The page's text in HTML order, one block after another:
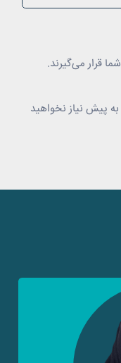
قرار می‌گیرند.
به پیش نیاز نخواهید